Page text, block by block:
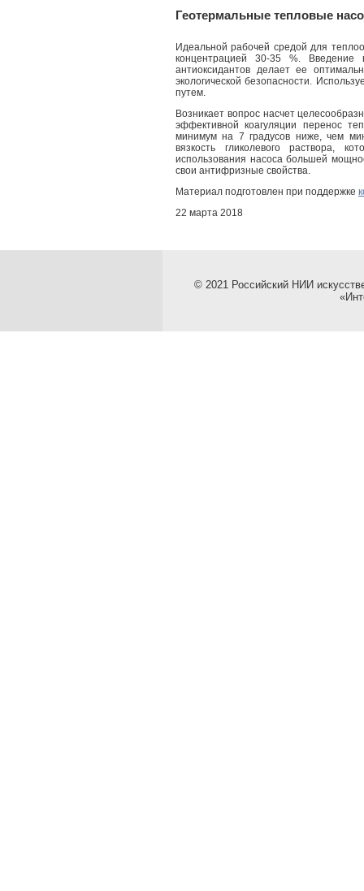
Геотермальные тепловые
Идеальной рабочей средой для
концентрацией 30-35 %. Введение
антиоксидантов делает ее
экологической безопасности.
путем.
Возникает вопрос насчет
эффективной коагуляции перенос
минимум на 7 градусов ниже, чем
вязкость гликолевого раствора,
использования насоса большей
свои антифризные свойства.
Материал подготовлен при поддержке
22 марта 2018
© 2021 Российский НИИ